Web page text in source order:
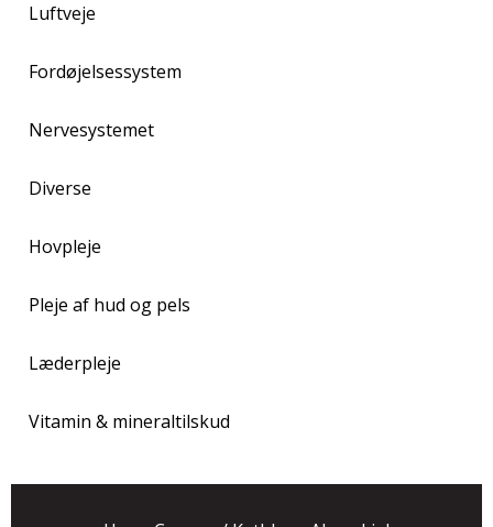
Luftveje
Fordøjelsessystem
Nervesystemet
Diverse
Hovpleje
Pleje af hud og pels
Læderpleje
Vitamin & mineraltilskud